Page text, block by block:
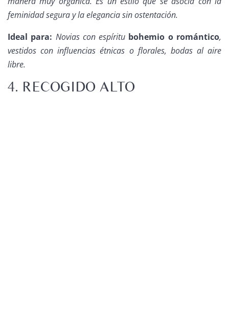
feminidad segura y la elegancia sin ostentación.
Ideal para: Novias con espíritu bohemio o romántico,
vestidos con influencias étnicas o florales, bodas al aire
libre.
4. RECOGIDO ALTO